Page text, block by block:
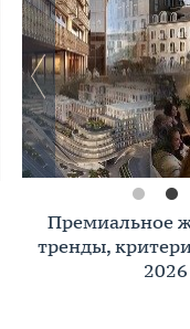
Премиальное
тренды,